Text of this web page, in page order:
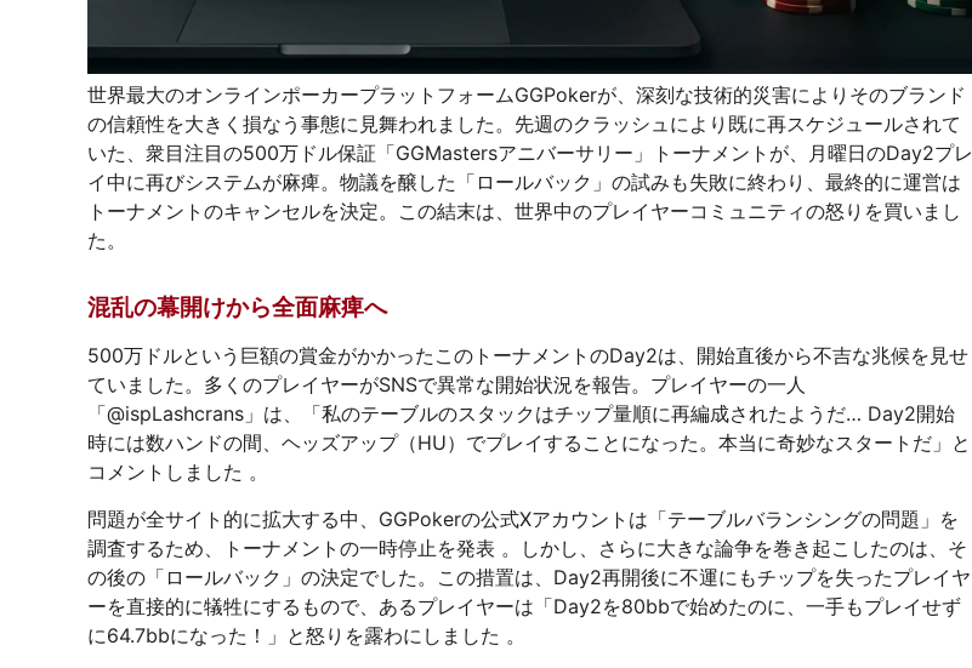
世界最大のオンラインポーカープラットフォームGGPokerが、深刻な技術的災害によりそのブランド
の信頼性を大きく損なう事態に見舞われました。先週のクラッシュにより既に再スケジュールされて
いた、衆目注目の500万ドル保証「GGMastersアニバーサリー」トーナメントが、月曜日のDay2プレ
イ中に再びシステムが麻痺。物議を醸した「ロールバック」の試みも失敗に終わり、最終的に運営は
トーナメントのキャンセルを決定。この結末は、世界中のプレイヤーコミュニティの怒りを買いまし
た。
混乱の幕開けから全面麻痺へ
500万ドルという巨額の賞金がかかったこのトーナメントのDay2は、開始直後から不吉な兆候を見せ
ていました。多くのプレイヤーがSNSで異常な開始状況を報告。プレイヤーの一人
「@ispLashcrans」は、「私のテーブルのスタックはチップ量順に再編成されたようだ… Day2開始
時には数ハンドの間、ヘッズアップ（HU）でプレイすることになった。本当に奇妙なスタートだ」と
コメントしました 。
問題が全サイト的に拡大する中、GGPokerの公式Xアカウントは「テーブルバランシングの問題」を
調査するため、トーナメントの一時停止を発表 。しかし、さらに大きな論争を巻き起こしたのは、そ
の後の「ロールバック」の決定でした。この措置は、Day2再開後に不運にもチップを失ったプレイヤ
ーを直接的に犠牲にするもので、あるプレイヤーは「Day2を80bbで始めたのに、一手もプレイせず
に64.7bbになった！」と怒りを露わにしました 。